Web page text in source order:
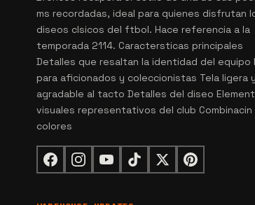
ms recordadas, ideal para quienes disfrutan
diseos clsicos del ftbol. Hace referencia a la
temporada 2114. Caractersticas principales
Detalles que resaltan la identidad del equipo
para aficionados y coleccionistas Tela ligera y
agradable al tacto Detalles del diseo
visuales representativos del club Combinacin
colores